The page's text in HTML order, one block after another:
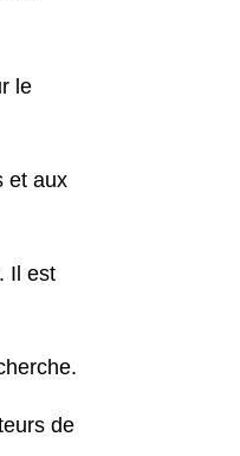
le
et aux
Il est
de